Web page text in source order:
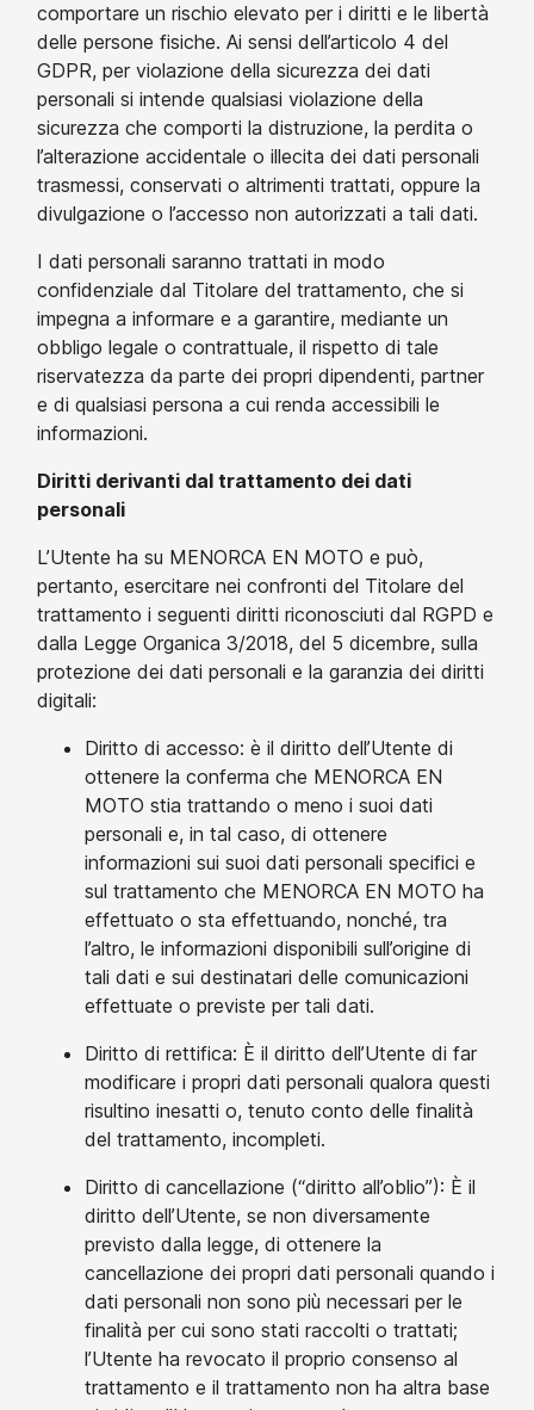
comportare un rischio elevato per i diritti e le libertà
delle persone fisiche. Ai sensi dell’articolo 4 del
GDPR, per violazione della sicurezza dei dati
personali si intende qualsiasi violazione della
sicurezza che comporti la distruzione, la perdita o
l’alterazione accidentale o illecita dei dati personali
trasmessi, conservati o altrimenti trattati, oppure la
divulgazione o l’accesso non autorizzati a tali dati.
I dati personali saranno trattati in modo
confidenziale dal Titolare del trattamento, che si
impegna a informare e a garantire, mediante un
obbligo legale o contrattuale, il rispetto di tale
riservatezza da parte dei propri dipendenti, partner
e di qualsiasi persona a cui renda accessibili le
informazioni.
Diritti derivanti dal trattamento dei dati
personali
L’Utente ha su MENORCA EN MOTO e può,
pertanto, esercitare nei confronti del Titolare del
trattamento i seguenti diritti riconosciuti dal RGPD e
dalla Legge Organica 3/2018, del 5 dicembre, sulla
protezione dei dati personali e la garanzia dei diritti
digitali:
Diritto di accesso: è il diritto dell’Utente di
ottenere la conferma che MENORCA EN
MOTO stia trattando o meno i suoi dati
personali e, in tal caso, di ottenere
informazioni sui suoi dati personali specifici e
sul trattamento che MENORCA EN MOTO ha
effettuato o sta effettuando, nonché, tra
l’altro, le informazioni disponibili sull’origine di
tali dati e sui destinatari delle comunicazioni
effettuate o previste per tali dati.
Diritto di rettifica: È il diritto dell’Utente di far
modificare i propri dati personali qualora questi
risultino inesatti o, tenuto conto delle finalità
del trattamento, incompleti.
Diritto di cancellazione (“diritto all’oblio”): È il
diritto dell’Utente, se non diversamente
previsto dalla legge, di ottenere la
cancellazione dei propri dati personali quando i
dati personali non sono più necessari per le
finalità per cui sono stati raccolti o trattati;
l’Utente ha revocato il proprio consenso al
trattamento e il trattamento non ha altra base